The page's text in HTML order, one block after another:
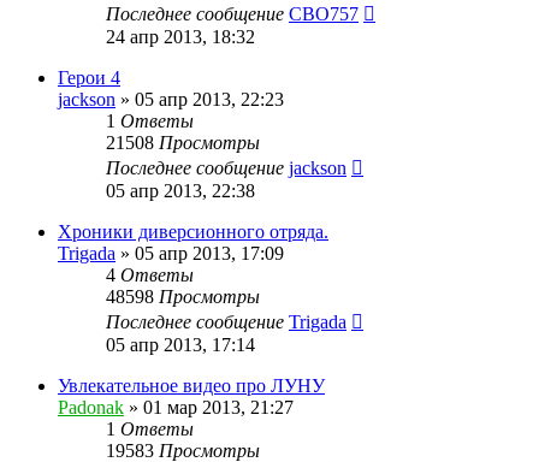
Последнее сообщение CBO757
24 апр 2013, 18:32
Герои 4
jackson » 05 апр 2013, 22:23
1 Ответы
21508 Просмотры
Последнее сообщение jackson
05 апр 2013, 22:38
Хроники диверсионного отряда.
Trigada » 05 апр 2013, 17:09
4 Ответы
48598 Просмотры
Последнее сообщение Trigada
05 апр 2013, 17:14
Увлекательное видео про ЛУНУ
Padonak » 01 мар 2013, 21:27
1 Ответы
19583 Просмотры